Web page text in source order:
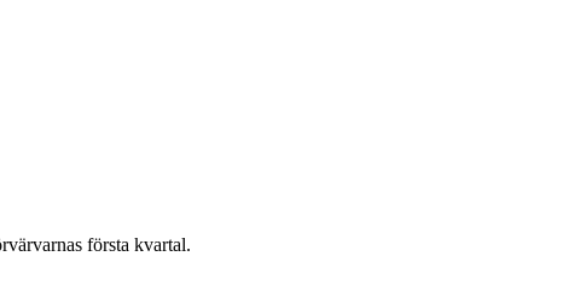
första kvartal.